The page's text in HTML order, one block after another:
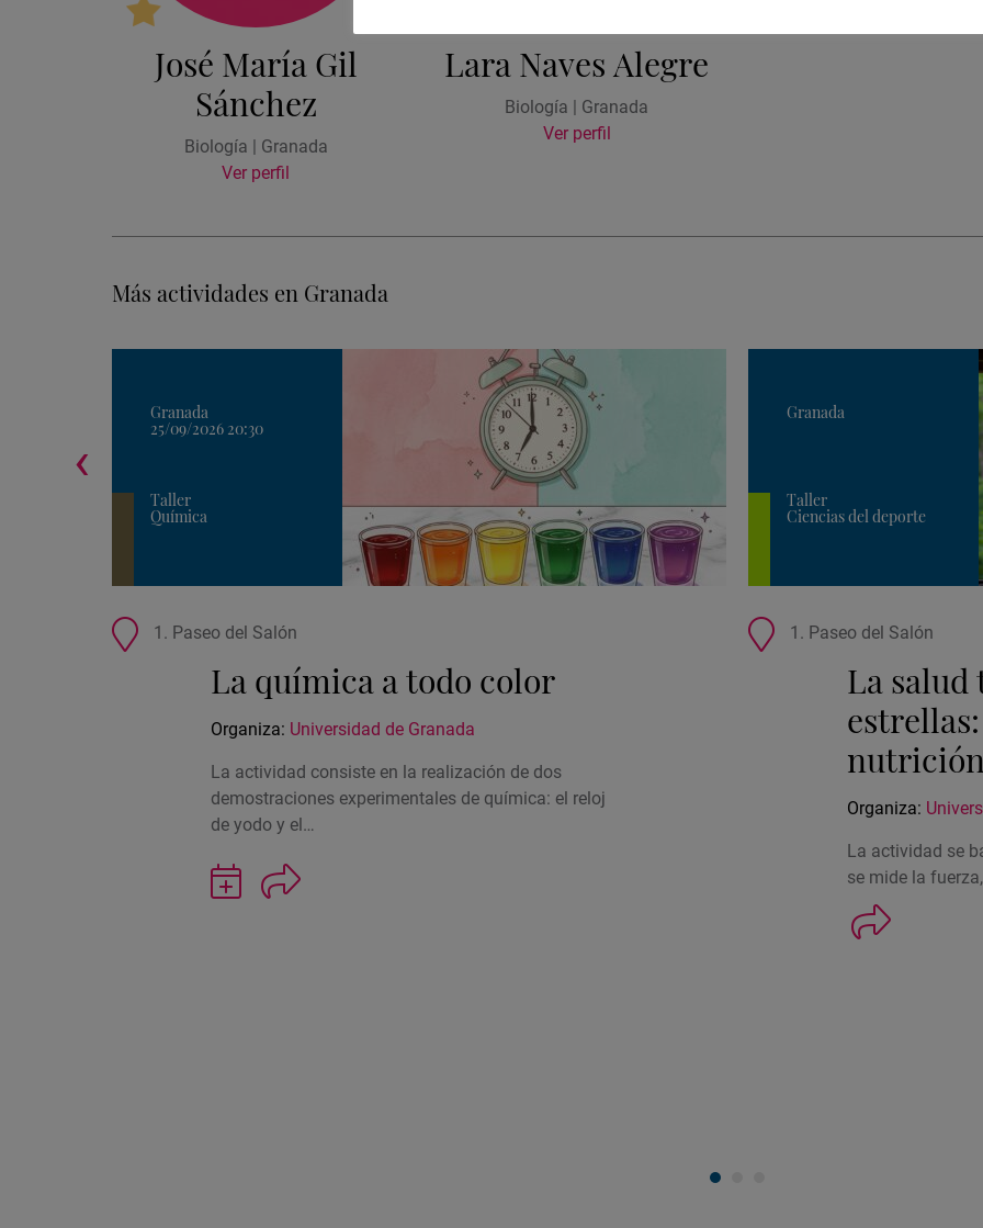
José María Gil
Sánchez
Biología | Granada
Ver perfil
Lara Naves Alegre
Biología | Granada
Ver perfil
Más actividades en Granada
Granada
25/09/2026 20:30
Taller
Química
de
actividad
1. Paseo del Salón
La química a todo color
Organiza: Universidad de Granada
La actividad consiste en la realización de dos
demostraciones experimentales de química: el reloj
de yodo y el…
Guardar
actividad
Granada
Taller
Ciencias del deporte
de
actividad
1. Paseo del Salón
La salud
Organiza:
La actividad se
se mide la
‹